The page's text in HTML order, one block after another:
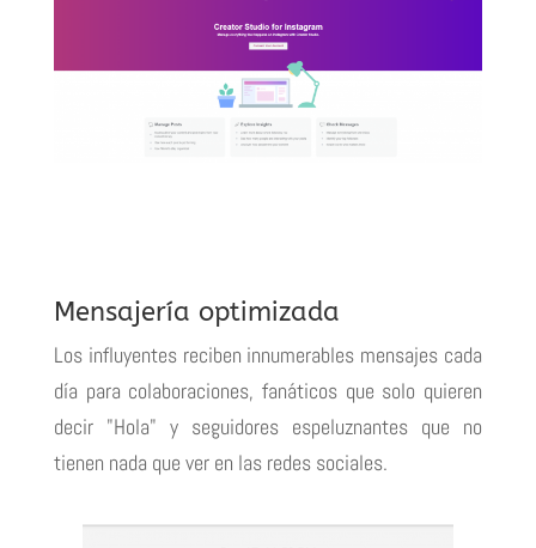
Mensajería optimizada
Los influyentes reciben innumerables mensajes cada
día para colaboraciones, fanáticos que solo quieren
decir "Hola" y seguidores espeluznantes que no
tienen nada que ver en las redes sociales.